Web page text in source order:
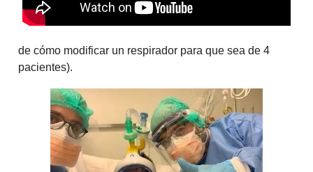
de cómo modificar un respirador para que sea de 4
pacientes).